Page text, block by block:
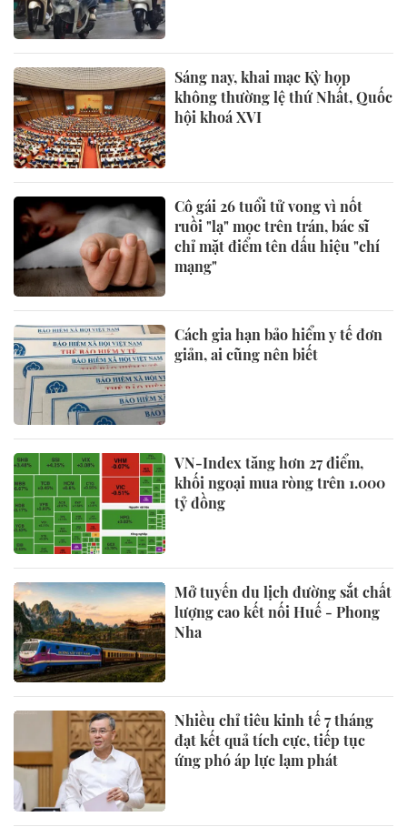
Sáng nay, khai mạc Kỳ họp
không thường lệ thứ Nhất, Quốc
hội khoá XVI
Cô gái 26 tuổi tử vong vì nốt
ruồi "lạ" mọc trên trán, bác sĩ
chỉ mặt điểm tên dấu hiệu "chí
mạng"
Cách gia hạn bảo hiểm y tế đơn
giản, ai cũng nên biết
VN-Index tăng hơn 27 điểm,
khối ngoại mua ròng trên 1.000
tỷ đồng
Mở tuyến du lịch đường sắt chất
lượng cao kết nối Huế - Phong
Nha
Nhiều chỉ tiêu kinh tế 7 tháng
đạt kết quả tích cực, tiếp tục
ứng phó áp lực lạm phát